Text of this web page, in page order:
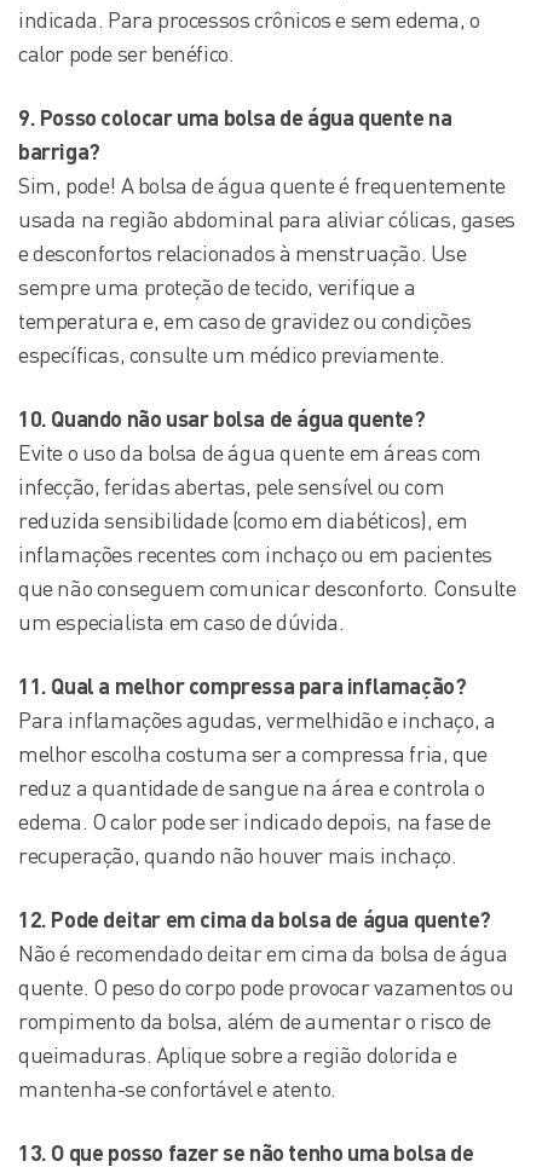
indicada. Para processos crônicos e sem edema, o
calor pode ser benéfico.
9. Posso colocar uma bolsa de água quente na
barriga?
Sim, pode! A bolsa de água quente é frequentemente
usada na região abdominal para aliviar cólicas, gases
e desconfortos relacionados à menstruação. Use
sempre uma proteção de tecido, verifique a
temperatura e, em caso de gravidez ou condições
específicas, consulte um médico previamente.
10. Quando não usar bolsa de água quente?
Evite o uso da bolsa de água quente em áreas com
infecção, feridas abertas, pele sensível ou com
reduzida sensibilidade (como em diabéticos), em
inflamações recentes com inchaço ou em pacientes
que não conseguem comunicar desconforto. Consulte
um especialista em caso de dúvida.
11. Qual a melhor compressa para inflamação?
Para inflamações agudas, vermelhidão e inchaço, a
melhor escolha costuma ser a compressa fria, que
reduz a quantidade de sangue na área e controla o
edema. O calor pode ser indicado depois, na fase de
recuperação, quando não houver mais inchaço.
12. Pode deitar em cima da bolsa de água quente?
Não é recomendado deitar em cima da bolsa de água
quente. O peso do corpo pode provocar vazamentos ou
rompimento da bolsa, além de aumentar o risco de
queimaduras. Aplique sobre a região dolorida e
mantenha-se confortável e atento.
13. O que posso fazer se não tenho uma bolsa de